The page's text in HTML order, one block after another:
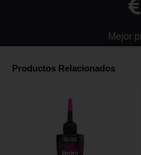
Mejor
Productos Relacionados